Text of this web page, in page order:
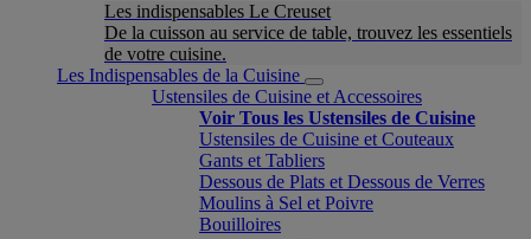
Les indispensables Le Creuset
De la cuisson au service de table, trouvez les essentiels
de votre cuisine.
Les Indispensables de la Cuisine
Ustensiles de Cuisine et Accessoires
Voir Tous les Ustensiles de Cuisine
Ustensiles de Cuisine et Couteaux
Gants et Tabliers
Dessous de Plats et Dessous de Verres
Moulins à Sel et Poivre
Bouilloires